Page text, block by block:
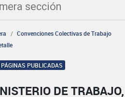
sección
Convenciones Colectivas de Trabajo
PÁGINAS PUBLICADAS
DE